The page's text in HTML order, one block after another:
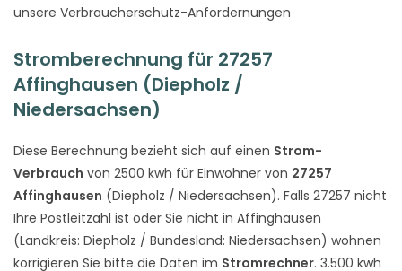
unsere Verbraucherschutz-Anfordernungen
Stromberechnung für 27257
Affinghausen (Diepholz /
Niedersachsen)
Diese Berechnung bezieht sich auf einen Strom-
Verbrauch von 2500 kwh für Einwohner von 27257
Affinghausen (Diepholz / Niedersachsen). Falls 27257 nicht
Ihre Postleitzahl ist oder Sie nicht in Affinghausen
(Landkreis: Diepholz / Bundesland: Niedersachsen) wohnen
korrigieren Sie bitte die Daten im Stromrechner. 3.500 kwh